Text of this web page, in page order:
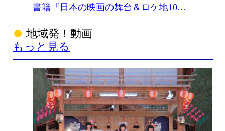
書籍『日本の映画の舞台＆ロケ地10…
地域発！動画
もっと見る